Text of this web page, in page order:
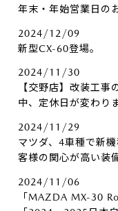
年末・年始営業日の
2024/12/09
新型CX-60登場。
2024/11/30
【交野店】改装工
中、定休日が変わり
2024/11/29
マツダ、4車種で新
客様の関心が高い装
2024/11/06
「MAZDA MX-30